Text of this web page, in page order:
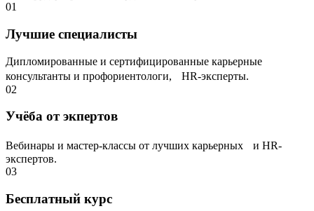
01
Лучшие специалисты
Дипломированные и сертифицированные карьерные
консультанты и профориентологи, НR-эксперты.
02
Учёба от экпертов
Вебинары и мастер-классы от лучших карьерных и HR-
экспертов.
03
Бесплатный курс